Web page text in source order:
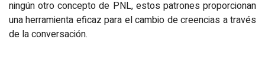
ningún otro concepto de PNL, estos patrones proporcionan
una herramienta eficaz para el cambio de creencias a través
de la conversación.